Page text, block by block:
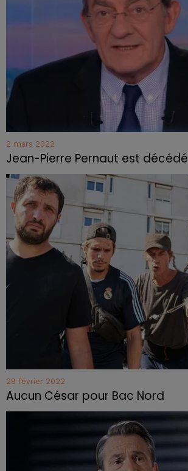
2 mars 2022
Jean-Pierre Pernaut est décédé
28 février 2022
Aucun César pour Bac Nord